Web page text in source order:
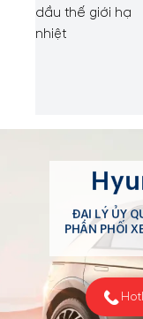
ĐẠI LÝ ỦY
PHÂN PHỐI